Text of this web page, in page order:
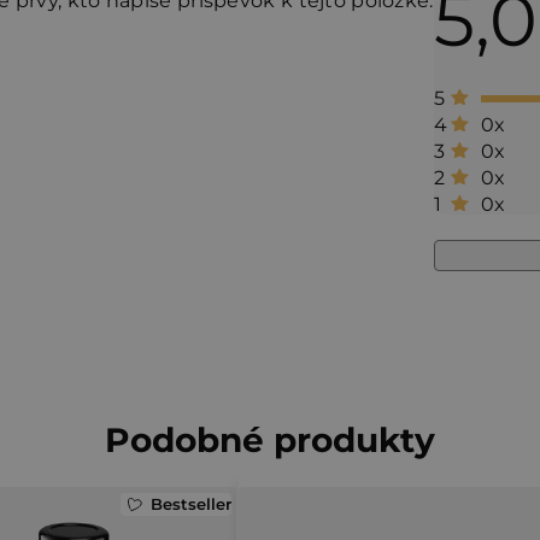
5,0
5
4
0x
3
0x
2
0x
1
0x
Podobné produkty
Bestseller